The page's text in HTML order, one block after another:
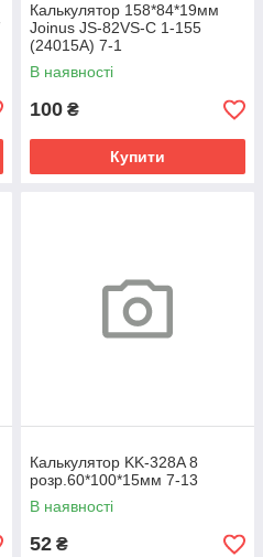
Калькулятор 158*84*19мм
Joinus JS-82VS-C 1-155
(24015А) 7-1
В наявності
100 ₴
Купити
Калькулятор KK-328A 8
розр.60*100*15мм 7-13
В наявності
52 ₴